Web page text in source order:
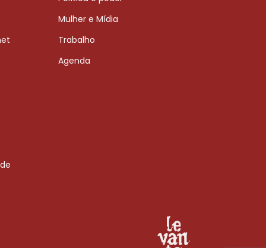
Mulher e Mídia
Trabalho
Agenda